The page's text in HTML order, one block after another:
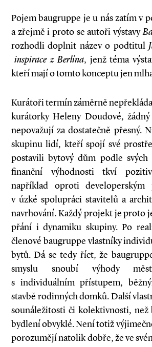
Pojem baugruppe je u nás zatím v
a zřejmě i proto se autoři výstavy
rozhodli doplnit název o podtitul
inspirace z Berlína, jenž téma
kteří mají o tomto konceptu jen
Kurátoři termín záměrně
kurátorky Heleny Doudové,
nepovažují za dostatečně přesný.
skupinu lidí, kteří spojí své
postavili bytový dům podle svých
finanční výhodnosti tkví
například oproti developerským
v úzké spolupráci stavitelů a
navrhování. Každý projekt je proto
přání i dynamiku skupiny. Po
členové baugruppe vlastníky
bytů. Dá se tedy říct, že
smyslu snoubí výhody
s individuálním přístupem,
stavbě rodinných domků. Další
sounáležitosti či kolektivnosti, než
bydlení obvyklé. Není totiž
porozumějí natolik dobře, že ve